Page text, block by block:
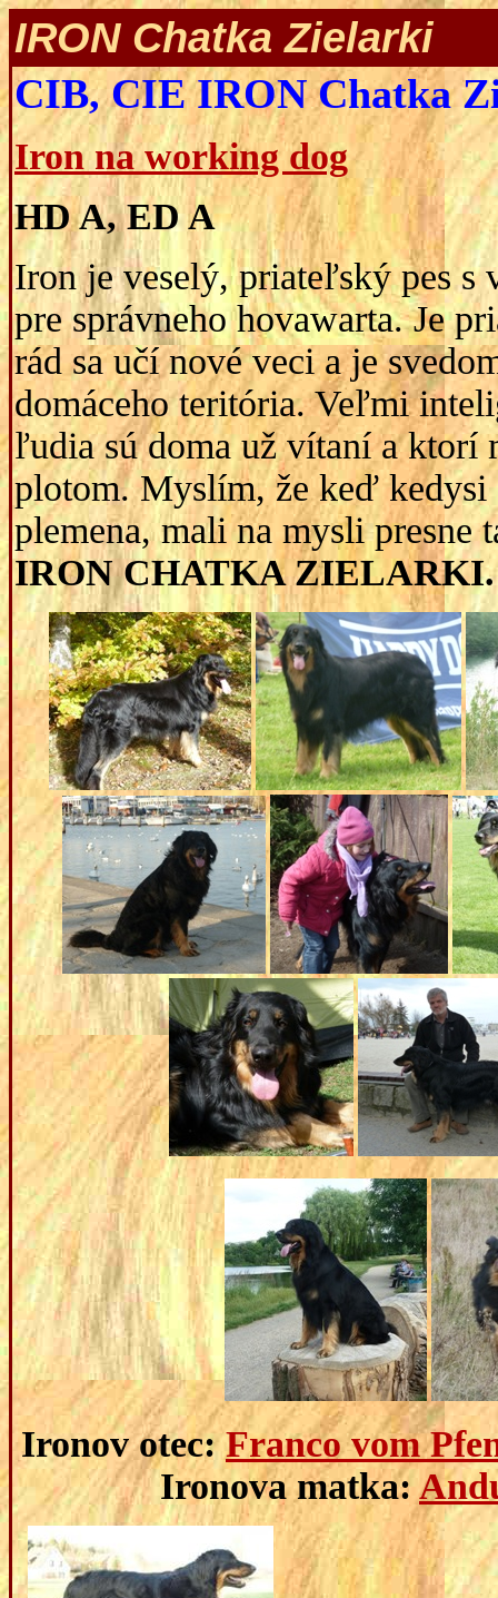
IRON Chatka
CIB, CIE IRON Chatka
Iron na working dog
HD A, ED A
Iron je veselý, priateľský pes s
pre správneho hovawarta. Je
rád sa učí nové veci a je
domáceho teritória. Veľmi
ľudia sú doma už vítaní a ktorí
plotom. Myslím, že keď kedysi
plemena, mali na mysli presne
IRON CHATKA ZIELARKI.
Ironov otec: Franco vom
Ironova matka: